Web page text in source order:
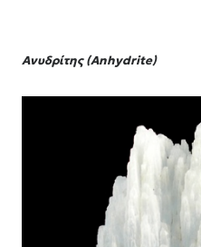
Ανυδρίτης (Anhydrite)